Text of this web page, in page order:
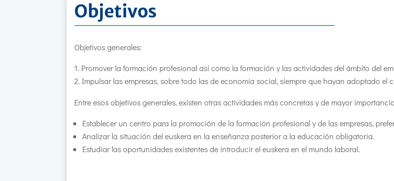
Objetivos
Objetivos generales:
Promover la formación profesional así como la formación y las actividades del ámbito del
Impulsar las empresas, sobre todo las de economía social, siempre que hayan adoptado el
Entre esos objetivos generales, existen otras actividades más concretas y de mayor
Establecer un centro para la promoción de la formación profesional y de las empresas,
Analizar la situación del euskera en la enseñanza posterior a la educación obligatoria.
Estudiar las oportunidades existentes de introducir el euskera en el mundo laboral.